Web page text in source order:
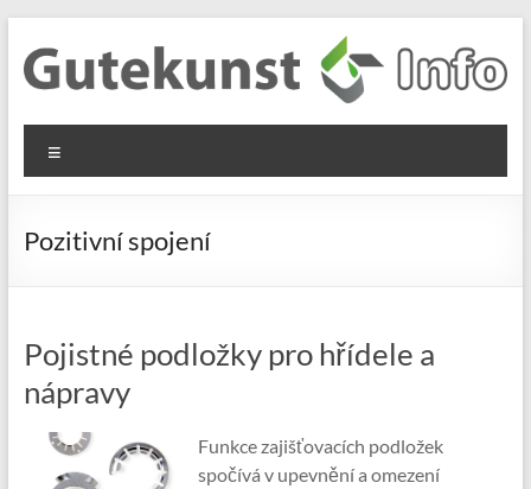
content
Gutekunst
Formfedern
GmbH
Informationen
Flachmaterial
Pozitivní spojení
Pojistné podložky pro hřídele a
nápravy
Funkce zajišťovacích podložek
spočívá v upevnění a omezení